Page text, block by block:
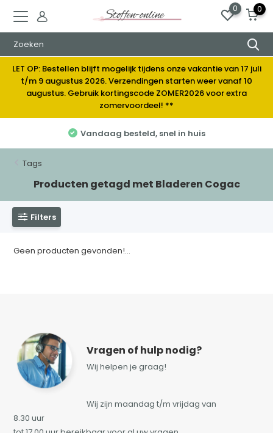
0 0
LET OP: Bestellen blijft mogelijk tijdens onze vakantie van 17 juli
t/m 9 augustus 2026. Verzendingen starten weer vanaf 10
augustus. Gebruik kortingscode ZOMER2026 voor extra
zomervoordeel! **
Vandaag besteld, snel in huis
Tags
Producten getagd met Bladeren Cogac
Filters
Geen producten gevonden!...
Vragen of hulp nodig?
Wij helpen je graag!
Wij zijn maandag t/m vrijdag van
8.30 uur